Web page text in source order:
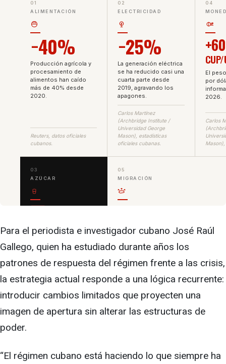
Para el periodista e investigador cubano José Raúl
Gallego, quien ha estudiado durante años los
patrones de respuesta del régimen frente a las crisis,
la estrategia actual responde a una lógica recurrente:
introducir cambios limitados que proyecten una
imagen de apertura sin alterar las estructuras de
poder.
“El régimen cubano está haciendo lo que siempre ha